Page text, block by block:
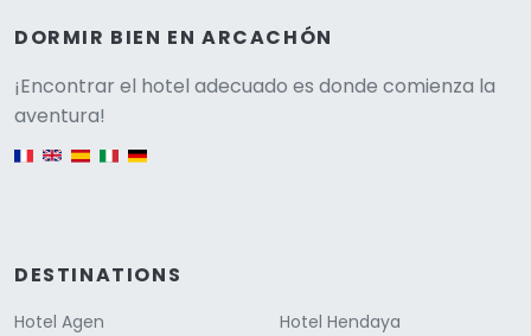
DORMIR BIEN EN ARCACHÓN
¡Encontrar el hotel adecuado es donde comienza la
aventura!
English version
DESTINATIONS
Hotel Agen
Hotel Hendaya